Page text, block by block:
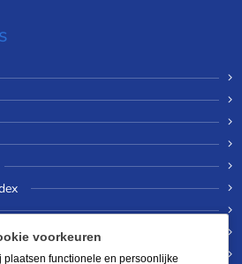
voorkeuren
plaatsen functionele en persoonlijke